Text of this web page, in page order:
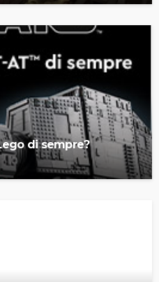
di sempre?